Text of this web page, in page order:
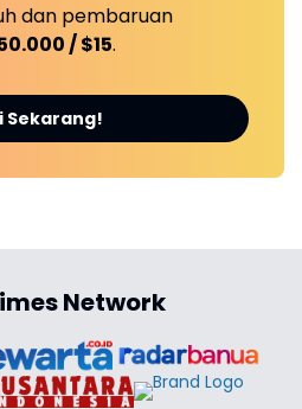
dan pembaruan
/ $15.
Sekarang!
Network